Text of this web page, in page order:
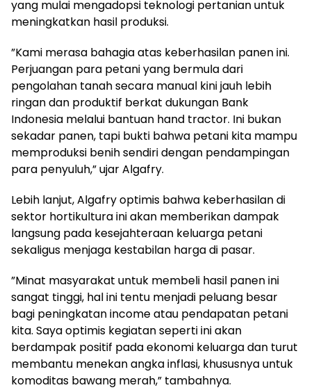
yang mulai mengadopsi teknologi pertanian untuk
meningkatkan hasil produksi.
‎”Kami merasa bahagia atas keberhasilan panen ini.
Perjuangan para petani yang bermula dari
pengolahan tanah secara manual kini jauh lebih
ringan dan produktif berkat dukungan Bank
Indonesia melalui bantuan hand tractor. Ini bukan
sekadar panen, tapi bukti bahwa petani kita mampu
memproduksi benih sendiri dengan pendampingan
para penyuluh,” ujar Algafry.
‎Lebih lanjut, Algafry optimis bahwa keberhasilan di
sektor hortikultura ini akan memberikan dampak
langsung pada kesejahteraan keluarga petani
sekaligus menjaga kestabilan harga di pasar.
‎”Minat masyarakat untuk membeli hasil panen ini
sangat tinggi, hal ini tentu menjadi peluang besar
bagi peningkatan income atau pendapatan petani
kita. Saya optimis kegiatan seperti ini akan
berdampak positif pada ekonomi keluarga dan turut
membantu menekan angka inflasi, khususnya untuk
komoditas bawang merah,” tambahnya.